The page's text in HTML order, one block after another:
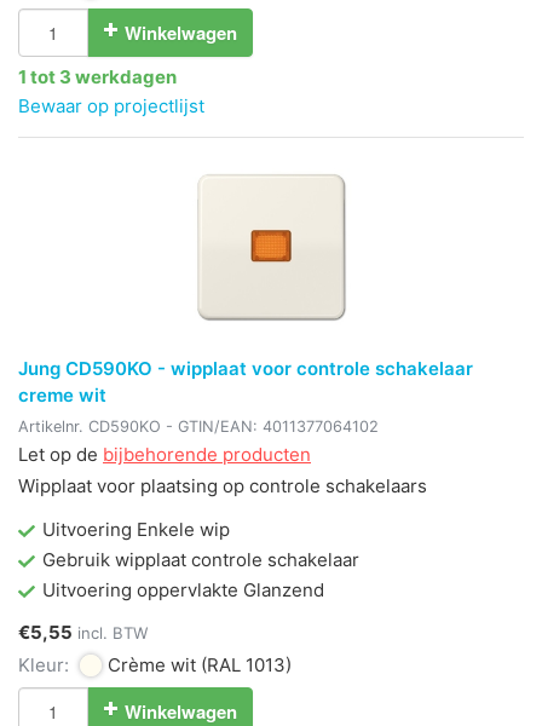
Winkelwagen
1 tot 3 werkdagen
Bewaar op projectlijst
Jung CD590KO - wipplaat voor controle schakelaar
creme wit
Artikelnr. CD590KO - GTIN/EAN: 4011377064102
Let op de bijbehorende producten
Wipplaat voor plaatsing op controle schakelaars
Uitvoering Enkele wip
Gebruik wipplaat controle schakelaar
Uitvoering oppervlakte Glanzend
€5,55 incl. BTW
Kleur: Crème wit (RAL 1013)
Winkelwagen